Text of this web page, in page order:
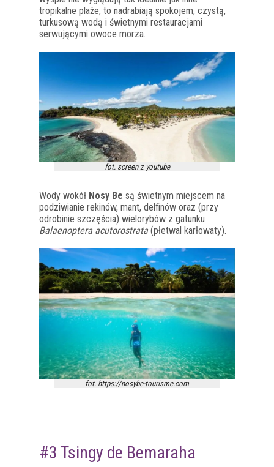
tropikalne plaże, to nadrabiają spokojem, czystą,
turkusową wodą i świetnymi restauracjami
serwującymi owoce morza.
fot. screen z youtube
Wody wokół Nosy Be są świetnym miejscem na
podziwianie rekinów, mant, delfinów oraz (przy
odrobinie szczęścia) wielorybów z gatunku
Balaenoptera acutorostrata(płetwal karłowaty).
fot. https://nosybe-tourisme.com
#3 Tsingy de Bemaraha